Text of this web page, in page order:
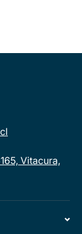
Vitacura,